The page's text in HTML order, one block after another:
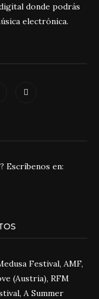
donde podrás
electrónica.
Escríbenos en:
Festival, AMF,
(Austria), RFM
A Summer